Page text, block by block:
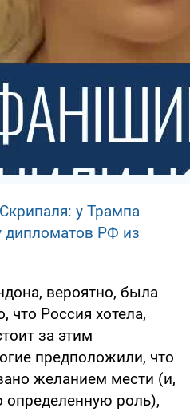
у Трампа
РФ из
вероятно, была
что Россия хотела,
за этим
предположили, что
желанием мести (и,
определенную роль),